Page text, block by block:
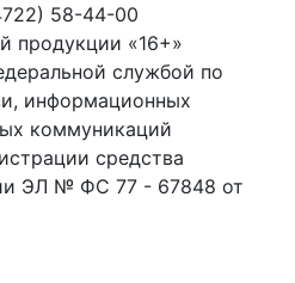
58-44-00
продукции «16+»
службой по
информационных
коммуникаций
средства
ЭЛ № ФС 77 - 67848 от